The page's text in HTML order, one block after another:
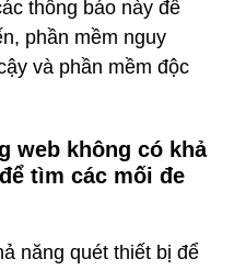
thông báo này để
phần mềm nguy
và phần mềm độc
web không có khả
tìm các mối đe
năng quét thiết bị để